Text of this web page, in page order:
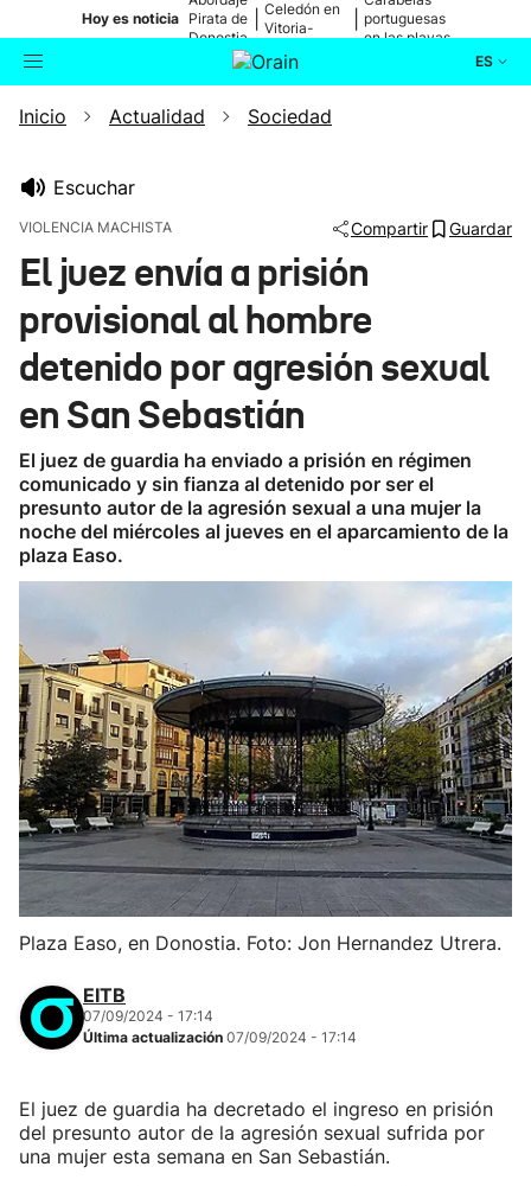
Hoy es noticia Pirata de
Donostia
Celedón en
Vitoria-
portuguesas
en las playas
ES
Buscador Actualidad
Ikusmiran
Eguraldia
Inicio Actualidad Sociedad
Escuchar
VIOLENCIA MACHISTA Compartir Guardar
El juez envía a prisión
provisional al hombre
detenido por agresión sexual
en San Sebastián
El juez de guardia ha enviado a prisión en régimen
comunicado y sin fianza al detenido por ser el
presunto autor de la agresión sexual a una mujer la
noche del miércoles al jueves en el aparcamiento de la
plaza Easo.
Plaza Easo, en Donostia. Foto: Jon Hernandez Utrera.
EITB
07/09/2024 - 17:14
Última actualización 07/09/2024 - 17:14
El juez de guardia ha decretado el ingreso en prisión
del presunto autor de la agresión sexual sufrida por
una mujer esta semana en San Sebastián.